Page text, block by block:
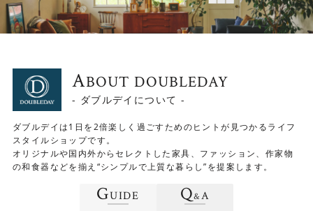
実際にお届けする商品は画像のものとは異な
ります。
※配送日はご指定いただけますが、時間指定
は出来ません。
ABOUT DOUBLEDAY
- ダブルデイについて -
ダブルデイは1日を2倍楽しく過ごすためのヒントが見つかるライフ
スタイルショップです。
オリジナルや国内外からセレクトした家具、ファッション、作家物
の和食器などを揃え“シンプルで上質な暮らし”を提案します。
GUIDE Q&A